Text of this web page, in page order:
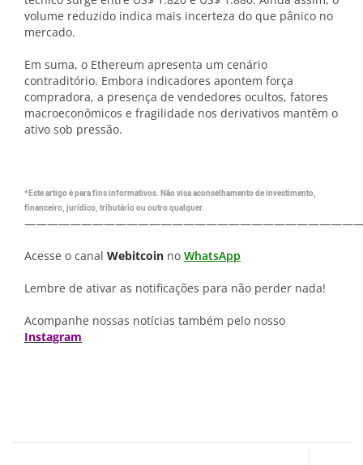
volume reduzido indica mais incerteza do que pânico no
mercado.
Em suma, o Ethereum apresenta um cenário
contraditório. Embora indicadores apontem força
compradora, a presença de vendedores ocultos, fatores
macroeconômicos e fragilidade nos derivativos mantêm o
ativo sob pressão.
*Este artigo é para fins informativos. Não visa aconselhamento de investimento,
financeiro, jurídico, tributário ou outro qualquer.
Acesse o canal Webitcoin no WhatsApp
Lembre de ativar as notificações para não perder nada!
Acompanhe nossas notícias também pelo nosso
Instagram